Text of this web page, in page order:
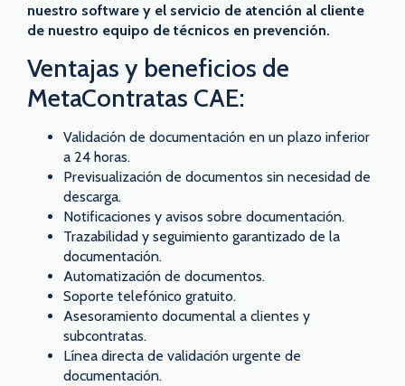
nuestro software y el servicio de atención al cliente
de nuestro equipo de técnicos en prevención.
Ventajas y beneficios de
MetaContratas CAE:
Validación de documentación en un plazo inferior
a 24 horas.
Previsualización de documentos sin necesidad de
descarga.
Notificaciones y avisos sobre documentación.
Trazabilidad y seguimiento garantizado de la
documentación.
Automatización de documentos.
Soporte telefónico gratuito.
Asesoramiento documental a clientes y
subcontratas.
Línea directa de validación urgente de
documentación.